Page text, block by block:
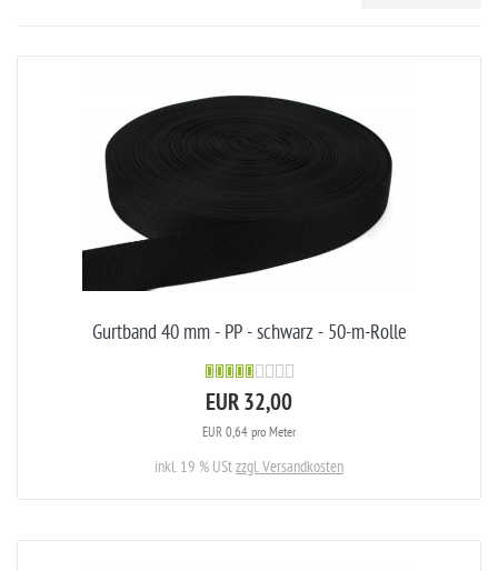
Gurtband 40 mm - PP - schwarz - 50-m-Rolle
EUR 32,00
EUR 0,64 pro Meter
inkl. 19 % UStzzgl. Versandkosten